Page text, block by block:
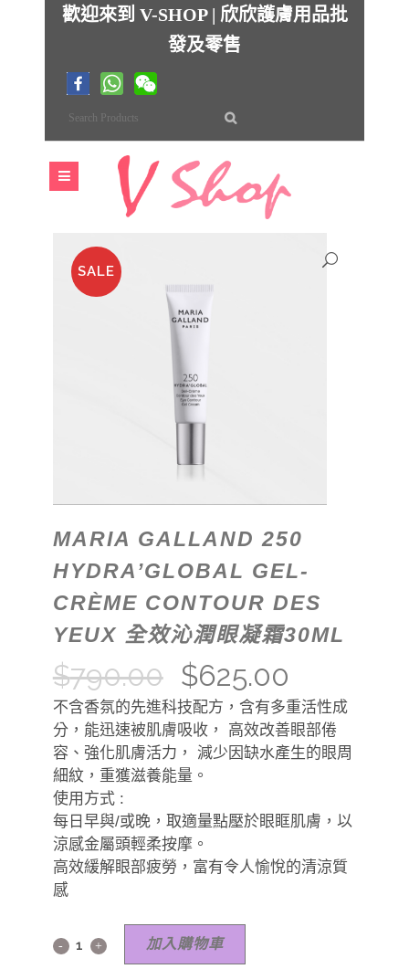
歡迎來到 V-SHOP | 欣欣護膚用品批
發及零售
SALE
MARIA GALLAND 250
HYDRA’GLOBAL GEL-
CRÈME CONTOUR DES
YEUX 全效沁潤眼凝霜30ML
$790.00 $625.00
不含香氛的先進科技配方，含有多重活性成
分，能迅速被肌膚吸收， 高效改善眼部倦
容、強化肌膚活力， 減少因缺水產生的眼周
細紋，重獲滋養能量。
使用方式 :
每日早與/或晚，取適量點壓於眼眶肌膚，以
涼感金屬頭輕柔按摩。
高效緩解眼部疲勞，富有令人愉悅的清涼質
感
加入購物車